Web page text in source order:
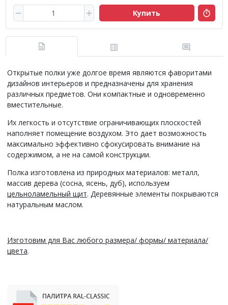
Купить
Открытые полки уже долгое время являются фаворитами
дизайнов интерьеров и предназначены для хранения
различных предметов. Они компактные и одновременно
вместительные.
Их легкость и отсутствие ограничивающих плоскостей
наполняет помещение воздухом. Это дает возможность
максимально эффективно сфокусировать внимание на
содержимом, а не на самой конструкции.
Полка изготовлена из природных материалов: металл,
массив дерева (сосна, ясень, дуб), используем
цельноламельный щит. Деревянные элементы покрываются
натуральным маслом.
Изготовим для Вас любого размера/ формы/ материала/
цвета.